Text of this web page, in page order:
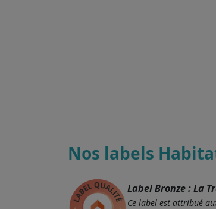
Nos labels
Label Bronze : La
Ce label est attribué